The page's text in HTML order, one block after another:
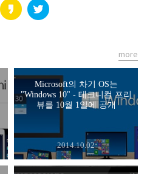
Microsoft의 차기 OS는
"Windows 10" - 테크니컬 프리
뷰를 10월 1일에 공개
2014.10.02
more